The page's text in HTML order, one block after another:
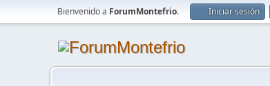
Bienvenido a ForumMontefrio. Iniciar sesión